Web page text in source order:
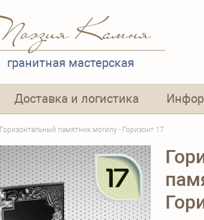
гранитная мастерская
Доставка и логистика
Горизонтальный памятник могилу - Горизонт 17